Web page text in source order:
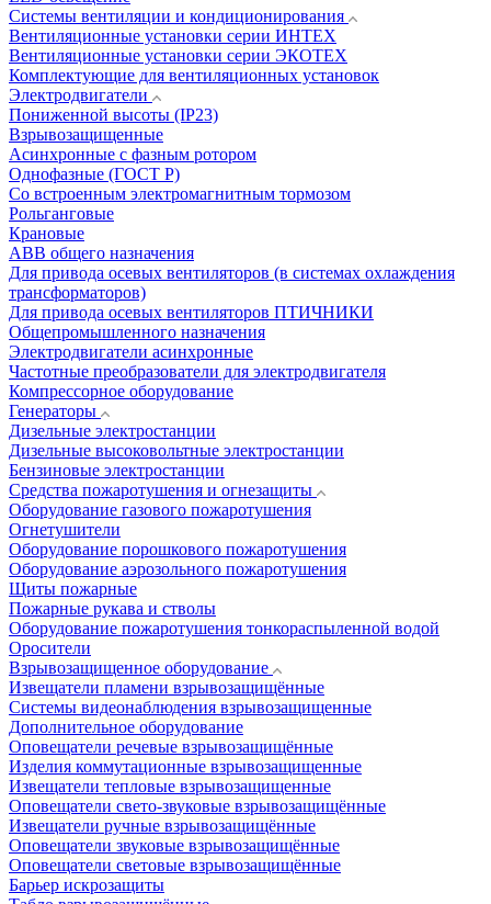
Системы вентиляции и кондиционирования
Вентиляционные установки серии ИНТЕХ
Вентиляционные установки серии ЭКОТЕХ
Комплектующие для вентиляционных установок
Электродвигатели
Пониженной высоты (IP23)
Взрывозащищенные
Асинхронные с фазным ротором
Однофазные (ГОСТ Р)
Со встроенным электромагнитным тормозом
Рольганговые
Крановые
АВВ общего назначения
Для привода осевых вентиляторов (в системах охлаждения
трансформаторов)
Для привода осевых вентиляторов ПТИЧНИКИ
Общепромышленного назначения
Электродвигатели асинхронные
Частотные преобразователи для электродвигателя
Компрессорное оборудование
Генераторы
Дизельные электростанции
Дизельные высоковольтные электростанции
Бензиновые электростанции
Средства пожаротушения и огнезащиты
Оборудование газового пожаротушения
Огнетушители
Оборудование порошкового пожаротушения
Оборудование аэрозольного пожаротушения
Щиты пожарные
Пожарные рукава и стволы
Оборудование пожаротушения тонкораспыленной водой
Оросители
Взрывозащищенное оборудование
Извещатели пламени взрывозащищённые
Системы видеонаблюдения взрывозащищенные
Дополнительное оборудование
Оповещатели речевые взрывозащищённые
Изделия коммутационные взрывозащищенные
Извещатели тепловые взрывозащищенные
Оповещатели свето-звуковые взрывозащищённые
Извещатели ручные взрывозащищённые
Оповещатели звуковые взрывозащищённые
Оповещатели световые взрывозащищённые
Барьер искрозащиты